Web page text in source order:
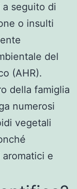
seguito di
o insulti
del
(AHR).
della famiglia
numerosi
vegetali
e